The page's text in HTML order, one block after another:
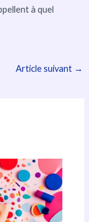
à quel
Article suivant →